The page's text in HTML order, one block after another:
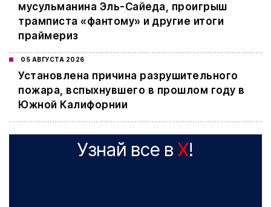
мусульманина Эль-Сайеда, проигрыш
трамписта «фантому» и другие итоги
праймериз
05 АВГУСТА 2026
Установлена причина разрушительного
пожара, вспыхнувшего в прошлом году в
Южной Калифорнии
Узнай все в X!